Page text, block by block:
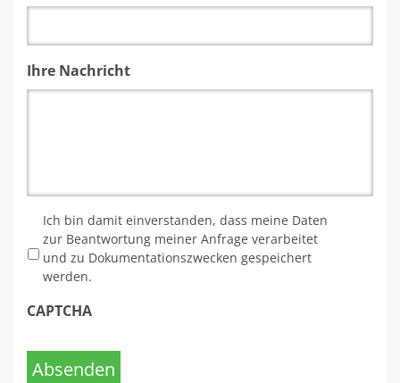
Ihre Nachricht
Ich bin damit einverstanden, dass meine Daten
zur Beantwortung meiner Anfrage verarbeitet
und zu Dokumentationszwecken gespeichert
werden.
CAPTCHA
Absenden